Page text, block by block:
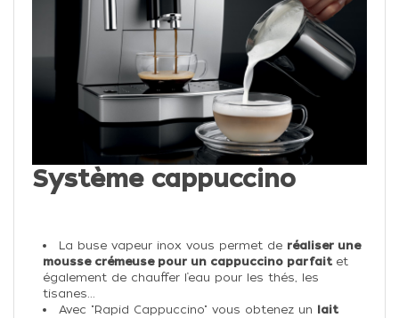
Système cappuccino
La buse vapeur inox vous permet de réaliser une
mousse crémeuse pour un cappuccino parfait et
également de chauffer l’eau pour les thés, les
tisanes...
Avec "Rapid Cappuccino" vous obtenez un lait